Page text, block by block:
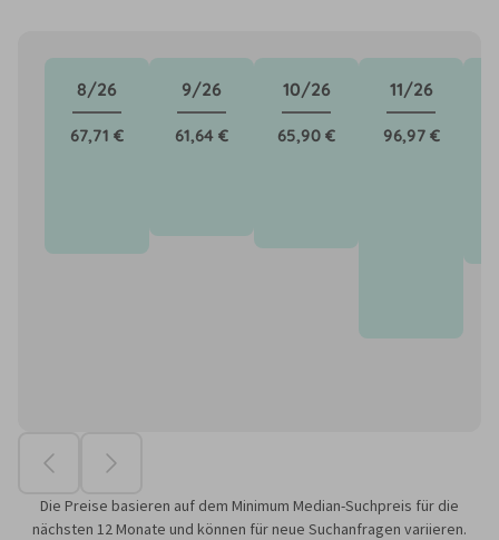
8/26
67,71 €
9/26
61,64 €
10/26
65,90 €
11/26
96,97 €
Die Preise basieren auf dem Minimum Median-Suchpreis für die
nächsten 12 Monate und können für neue Suchanfragen variieren.